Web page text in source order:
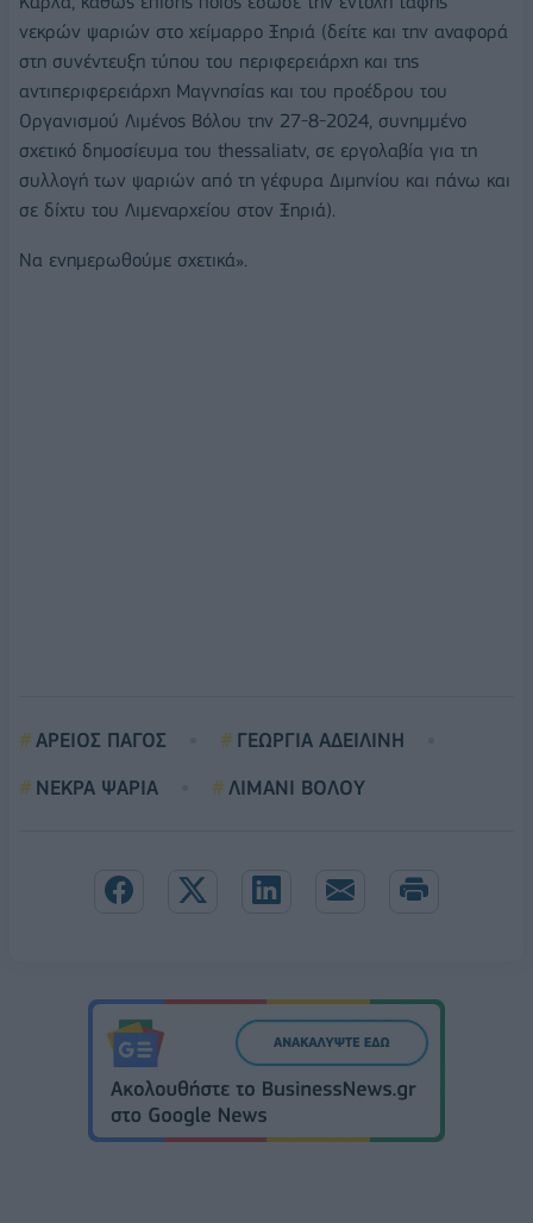
νεκρών ψαριών στο χείμαρρο Ξηριά (δείτε και την αναφορά
στη συνέντευξη τύπου του περιφερειάρχη και της
αντιπεριφερειάρχη Μαγνησίας και του προέδρου του
Οργανισμού Λιμένος Βόλου την 27-8-2024, συνημμένο
σχετικό δημοσίευμα του thessaliatv, σε εργολαβία για τη
συλλογή των ψαριών από τη γέφυρα Διμηνίου και πάνω και
σε δίχτυ του Λιμεναρχείου στον Ξηριά).
Να ενημερωθούμε σχετικά».
ΑΡΕΙΟΣ ΠΑΓΟΣ
ΓΕΩΡΓΙΑ ΑΔΕΙΛΙΝΗ
ΝΕΚΡΑ ΨΑΡΙΑ
ΛΙΜΑΝΙ ΒΟΛΟΥ